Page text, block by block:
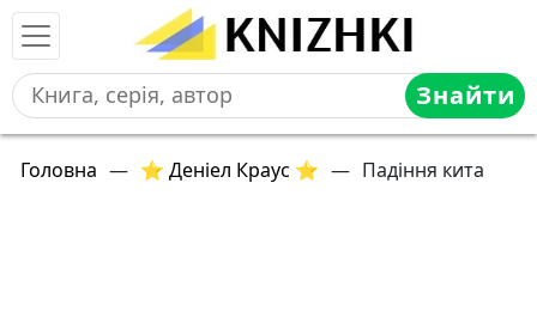
Знайти
Головна — ⭐ Деніел Краус ⭐ — Падіння кита